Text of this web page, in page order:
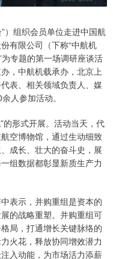
）组织会员单位走进中国航
有限公司（下称“中航机
专题的第一场调研座谈活
，中航机载承办，北京上
表、相关领域负责人、媒
人参加活动。
的形式开展。活动当天，代
空博物馆，通过生动细致
成长、壮大的奋斗史，展
组数据都彰显新质生产力
表示，并购重组是资本的
的战略重塑。并购重组可
局，打通增长关键脉络的
火花，释放协同增效潜力
入动能，为市场活力添薪